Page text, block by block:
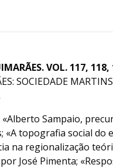
VOL. 117, 118,
SOCIEDADE
Sampaio,
«A topografia social
na regionalização
José Pimenta;